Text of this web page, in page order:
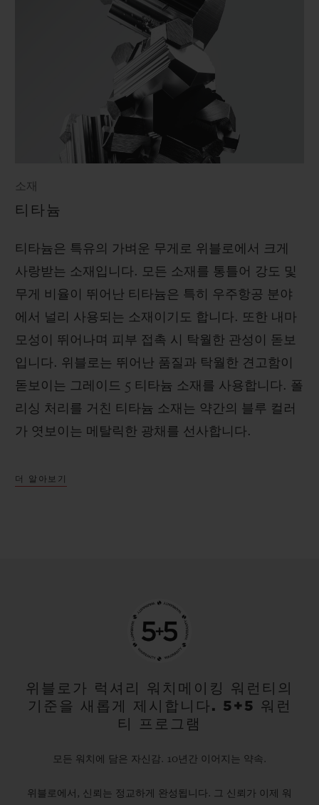
소재
티타늄
티타늄은 특유의 가벼운 무게로 위블로에서 크게
사랑받는 소재입니다. 모든 소재를 통틀어 강도 및
무게 비율이 뛰어난 티타늄은 특히 우주항공 분야
에서 널리 사용되는 소재이기도 합니다. 또한 내마
모성이 뛰어나며 피부 접촉 시 탁월한 관성이 돋보
입니다. 위블로는 뛰어난 품질과 탁월한 견고함이
돋보이는 그레이드 5 티타늄 소재를 사용합니다. 폴
리싱 처리를 거친 티타늄 소재는 약간의 블루 컬러
가 엿보이는 메탈릭한 광채를 선사합니다.
더 알아보기
위블로가 럭셔리 워치메이킹 워런티의
기준을 새롭게 제시합니다. 5+5 워런
티 프로그램
모든 워치에 담은 자신감. 10년간 이어지는 약속.
위블로에서, 신뢰는 정교하게 완성됩니다. 그 신뢰가 이제 워